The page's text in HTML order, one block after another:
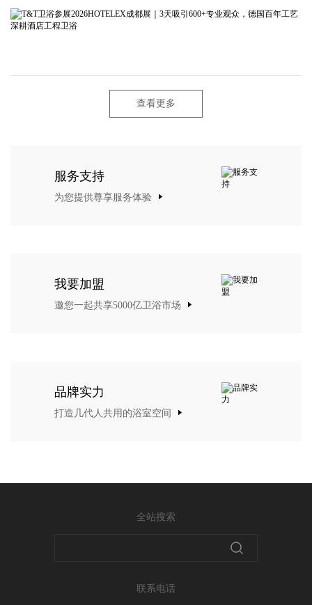
查看更多
服务支持
为您提供尊享服务体验
我要加盟
邀您一起共享5000亿卫浴市场
品牌实力
打造几代人共用的浴室空间
全站搜索
联系电话